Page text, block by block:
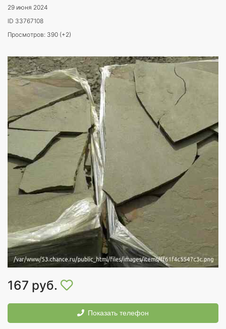
29 июня 2024
ID 33767108
Просмотров: 390 (+2)
167 руб.
Показать телефон